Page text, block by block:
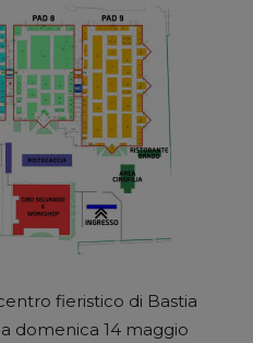
fieristico di Bastia
domenica 14 maggio